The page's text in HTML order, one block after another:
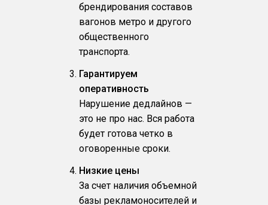
брендирования составов
вагонов метро и другого
общественного
транспорта.
Гарантируем
оперативность
Нарушение дедлайнов —
это не про нас. Вся работа
будет готова четко в
оговоренные сроки.
Низкие цены
За счет наличия объемной
базы рекламоносителей и